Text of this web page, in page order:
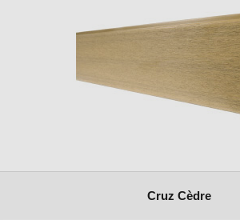
Cruz Cèdre